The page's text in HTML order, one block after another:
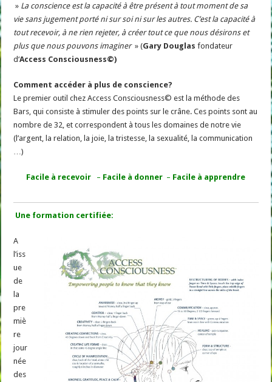
» La conscience est la capacité à être présent à tout moment de sa
vie sans jugement porté ni sur soi ni sur les autres. C’est la capacité à
tout recevoir, à ne rien rejeter, à créer tout ce que nous désirons et
plus que nous pouvons imaginer » (Gary Douglasfondateur
d‘Access Consciousness©)
Comment accéder à plus de conscience?
Le premier outil chez Access Consciousness© est la méthode des
Bars, qui consiste à stimuler des points sur le crâne. Ces points sont au
nombre de 32, et correspondent à tous les domaines de notre vie
(l’argent, la relation, la joie, la tristesse, la sexualité, la communication
…)
Facile à recevoir – Facile à donner – Facile à apprendre
Une formation certifiée:
A
l’iss
ue
de
la
pre
miè
re
jour
née
des